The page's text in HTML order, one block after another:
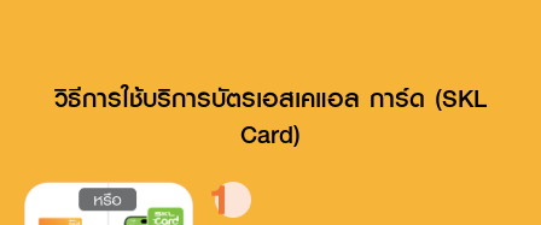
วิธีการใช้บริการบัตรเอสเคแอล การ์ด (SKL
Card)